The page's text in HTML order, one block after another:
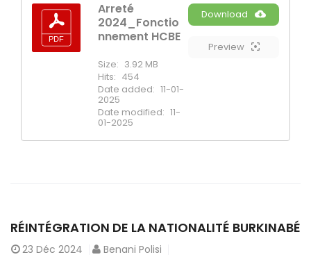
Arreté
2024_Fonctio
nnement HCBE
Size: 3.92 MB
Hits: 454
Date added: 11-01-
2025
Date modified: 11-
01-2025
Download
Preview
RÉINTÉGRATION DE LA NATIONALITÉ BURKINABÉ
23 Déc 2024
Benani Polisi